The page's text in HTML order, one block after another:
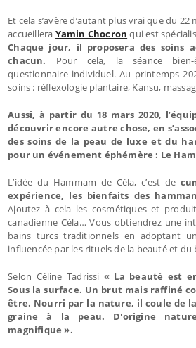
Et cela s’avère d’autant plus vrai que du 22
accueillera Yamin Chocron qui est
Chaque jour, il proposera des soins
chacun. Pour cela, la séance
questionnaire individuel. Au printemps
soins : réflexologie plantaire, Kansu,
Aussi, à partir du 18 mars 2020,
découvrir encore autre chose, en
des soins de la peau de luxe et du
pour un événement éphémère : Le
L’idée du Hammam de Céla, c’est de
expérience, les bienfaits des
Ajoutez à cela les cosmétiques et
canadienne Céla… Vous obtiendrez une
bains turcs traditionnels en adoptant
influencée par les rituels de la beauté et du
Selon Céline Tadrissi « La beauté est
Sous la surface. Un brut mais raffiné
être. Nourri par la nature, il coule de
graine à la peau. D'origine
magnifique ».